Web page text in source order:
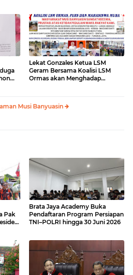
Lekat Gonzales Ketua LSM
Geram Bersama Koalisi LSM
Ormas akan Menghadap
Musi Banyuasin
Pak
Brata Jaya Academy Buka
Pendaftaran Program Persiapan
TNI–POLRI hingga 30 Juni 2026